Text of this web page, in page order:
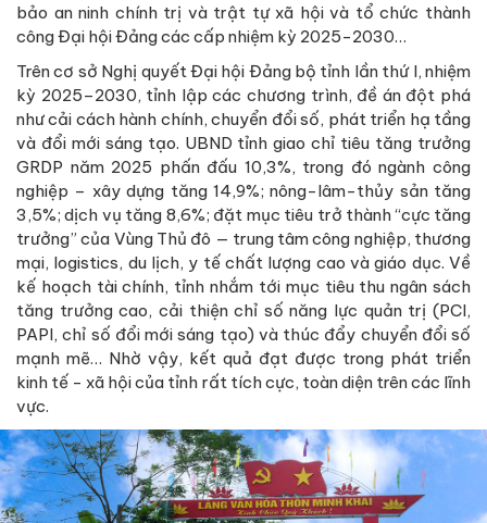
bảo an ninh chính trị và trật tự xã hội và tổ chức thành
công Đại hội Đảng các cấp nhiệm kỳ 2025-2030…
Trên cơ sở Nghị quyết Đại hội Đảng bộ tỉnh lần thứ I, nhiệm
kỳ 2025–2030, tỉnh lập các chương trình, đề án đột phá
như cải cách hành chính, chuyển đổi số, phát triển hạ tầng
và đổi mới sáng tạo. UBND tỉnh giao chỉ tiêu tăng trưởng
GRDP năm 2025 phấn đấu 10,3%, trong đó ngành công
nghiệp – xây dựng tăng 14,9%; nông-lâm-thủy sản tăng
3,5%; dịch vụ tăng 8,6%; đặt mục tiêu trở thành “cực tăng
trưởng” của Vùng Thủ đô — trung tâm công nghiệp, thương
mại, logistics, du lịch, y tế chất lượng cao và giáo dục. Về
kế hoạch tài chính, tỉnh nhắm tới mục tiêu thu ngân sách
tăng trưởng cao, cải thiện chỉ số năng lực quản trị (PCI,
PAPI, chỉ số đổi mới sáng tạo) và thúc đẩy chuyển đổi số
mạnh mẽ… Nhờ vậy, kết quả đạt được trong phát triển
kinh tế - xã hội của tỉnh rất tích cực, toàn diện trên các lĩnh
vực.